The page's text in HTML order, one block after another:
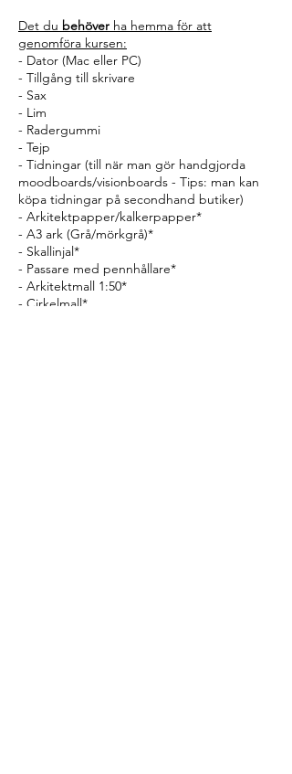
Det du behöver ha hemma för att
genomföra kursen:
- Dator (Mac eller PC)
- Tillgång till skrivare
- Sax
- Lim
- Radergummi
- Tejp
- Tidningar (till när man gör handgjorda
moodboards/visionboards - Tips: man kan
köpa tidningar på secondhand butiker)
- Arkitektpapper/kalkerpapper*
- A3 ark (Grå/mörkgrå)*
- Skallinjal*
- Passare med pennhållare*
- Arkitektmall 1:50*
- Cirkelmall*